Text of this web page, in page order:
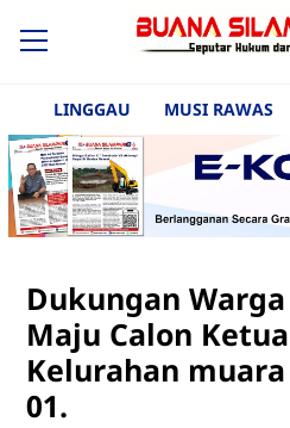
LINGGAU MUSI RAWAS
Dukungan
Maju Calon Ketua
Kelurahan
01.